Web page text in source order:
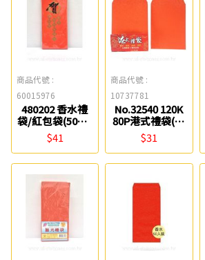
商品代號 :
60015976
480202 香水禮
袋/紅包袋(50入)
聯合紙品
$41
商品代號 :
10737781
No.32540 120K
80P港式禮袋(50
入) 萬國
$31